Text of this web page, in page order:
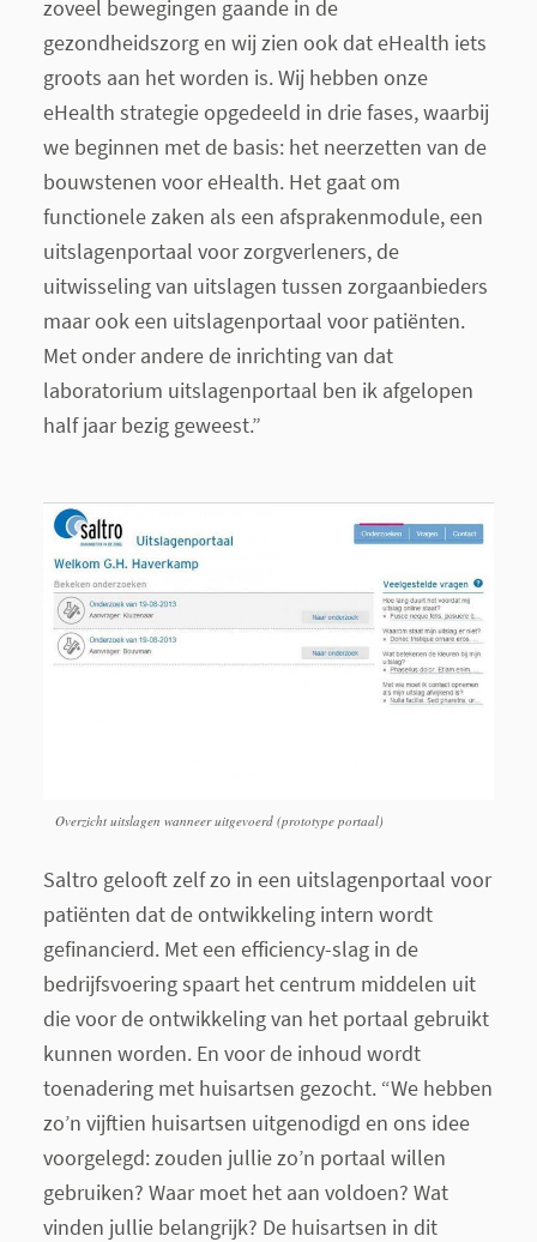
zoveel bewegingen gaande in de
gezondheidszorg en wij zien ook dat eHealth iets
groots aan het worden is. Wij hebben onze
eHealth strategie opgedeeld in drie fases, waarbij
we beginnen met de basis: het neerzetten van de
bouwstenen voor eHealth. Het gaat om
functionele zaken als een afsprakenmodule, een
uitslagenportaal voor zorgverleners, de
uitwisseling van uitslagen tussen zorgaanbieders
maar ook een uitslagenportaal voor patiënten.
Met onder andere de inrichting van dat
laboratorium uitslagenportaal ben ik afgelopen
half jaar bezig geweest.”
Overzicht uitslagen wanneer uitgevoerd (prototype portaal)
Saltro gelooft zelf zo in een uitslagenportaal voor
patiënten dat de ontwikkeling intern wordt
gefinancierd. Met een efficiency-slag in de
bedrijfsvoering spaart het centrum middelen uit
die voor de ontwikkeling van het portaal gebruikt
kunnen worden. En voor de inhoud wordt
toenadering met huisartsen gezocht. “We hebben
zo’n vijftien huisartsen uitgenodigd en ons idee
voorgelegd: zouden jullie zo’n portaal willen
gebruiken? Waar moet het aan voldoen? Wat
vinden jullie belangrijk? De huisartsen in dit